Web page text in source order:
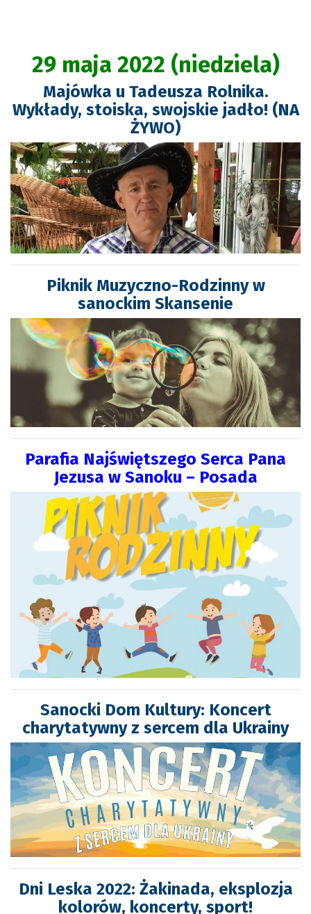
29 maja 2022 (niedziela)
Majówka u Tadeusza Rolnika.
Wykłady, stoiska, swojskie jadło! (NA
ŻYWO)
Piknik Muzyczno-Rodzinny w
sanockim Skansenie
Parafia Najświętszego Serca Pana
Jezusa w Sanoku – Posada
Sanocki Dom Kultury: Koncert
charytatywny z sercem dla Ukrainy
Dni Leska 2022: Żakinada, eksplozja
kolorów, koncerty, sport!